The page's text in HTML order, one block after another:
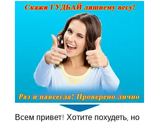
Всем привет! Хотите похудеть, но